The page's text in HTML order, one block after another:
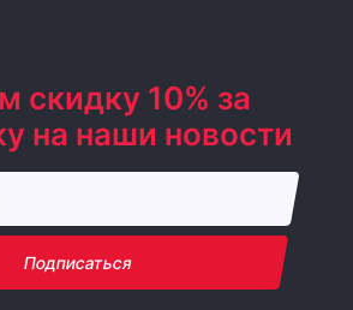
скидку 10% за
на наши новости
Подписаться